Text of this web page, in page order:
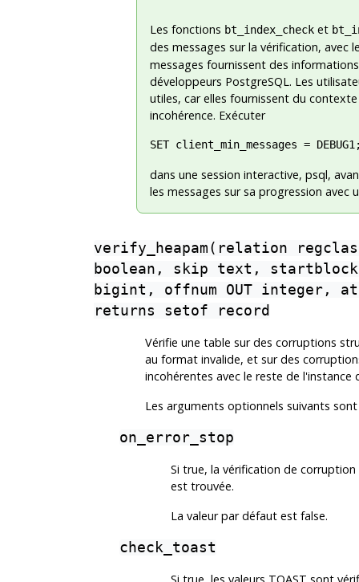
Les fonctions bt_index_check et
des messages sur la vérification, avec
messages fournissent des
développeurs PostgreSQL. Les
utiles, car elles fournissent du
incohérence. Exécuter
dans une session interactive, psql,
les messages sur sa progression avec
verify_heapam(relation
boolean, skip text,
bigint, offnum OUT integer,
returns setof record
Vérifie une table sur des corruptions
au format invalide, et sur des
incohérentes avec le reste de l'instance
Les arguments optionnels suivants sont
on_error_stop
Si true, la vérification de
est trouvée.
La valeur par défaut est false.
check_toast